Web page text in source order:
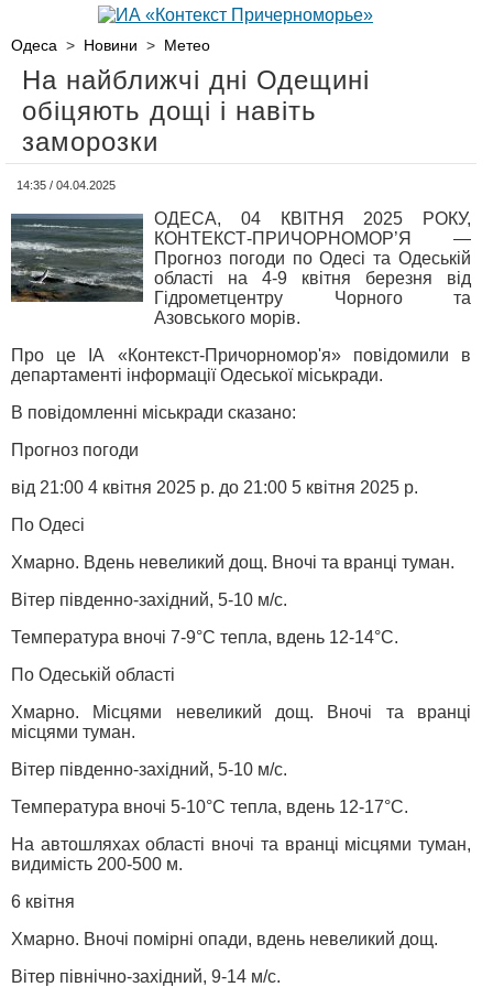
Одеса > Новини > Метео
На найближчі дні Одещині
обіцяють дощі і навіть
заморозки
14:35 / 04.04.2025
ОДЕСА, 04 КВІТНЯ 2025 РОКУ,
КОНТЕКСТ-ПРИЧОРНОМОР’Я —
Прогноз погоди по Одесі та Одеській
області на 4-9 квітня березня від
Гідрометцентру Чорного та
Азовського морів.
Про це ІА «Контекст-Причорномор'я» повідомили в
департаменті інформації Одеської міськради.
В повідомленні міськради сказано:
Прогноз погоди
від 21:00 4 квітня 2025 р. до 21:00 5 квітня 2025 р.
По Одесі
Хмарно. Вдень невеликий дощ. Вночі та вранці туман.
Вітер південно-західний, 5-10 м/с.
Температура вночі 7-9°С тепла, вдень 12-14°С.
По Одеській області
Хмарно. Місцями невеликий дощ. Вночі та вранці
місцями туман.
Вітер південно-західний, 5-10 м/с.
Температура вночі 5-10°С тепла, вдень 12-17°С.
На автошляхах області вночі та вранці місцями туман,
видимість 200-500 м.
6 квітня
Хмарно. Вночі помірні опади, вдень невеликий дощ.
Вітер північно-західний, 9-14 м/с.